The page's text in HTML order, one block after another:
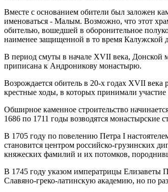
Вместе с основанием обители был заложен
именоваться - Малым. Возможно, что этот
обителью, вошедшей в оборонительное
наименее защищенной в то время Калужской
В период смуты в начале XVII века, Донской
приписана к Андроникову монастырю.
Возрождается обитель в 20-х годах XVII
крестные ходы, в которых принимали участие
Обширное каменное строительство
1686 по 1711 годы возводятся
В 1705 году по повелению Петра I
становится центром российско-грузинских
княжеских фамилий и их потомков,
В 1745 году указом императрицы Елизаветы
Славяно-греко-латинскую академию, но по